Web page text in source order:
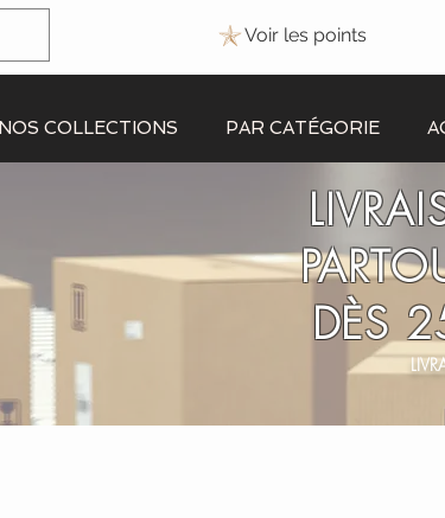
Voir les points
NOS COLLECTIONS PAR CATÉGORIE
DÈS